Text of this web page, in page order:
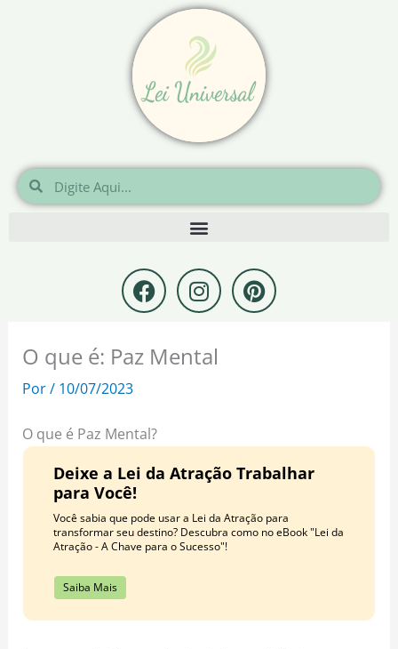
Pesquisar
Pesquisar
F
a
c
e
b
k
I
n
s
t
a
m
P
i
n
t
O que é: Paz Mental
Por/ 10/07/2023
O que é Paz Mental?
Deixe a Lei da Atração Trabalhar
para Você!
Você sabia que pode usar a Lei da Atração para
transformar seu destino? Descubra como no eBook "Lei da
Atração - A Chave para o Sucesso"!
Saiba Mais